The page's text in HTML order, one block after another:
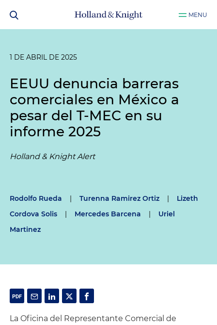
MENU
1 DE ABRIL DE 2025
EEUU denuncia barreras
comerciales en México a
pesar del T-MEC en su
informe 2025
Holland & Knight Alert
Rodolfo Rueda | Turenna Ramirez Ortiz |
Lizeth
Cordova Solis
| Mercedes Barcena |
Uriel
Martinez
La Oficina del Representante Comercial de